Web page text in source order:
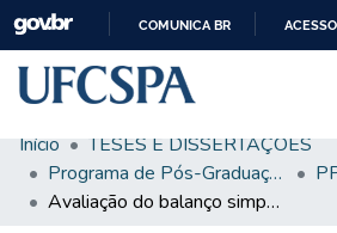
CONTEÚDO
COMUNICA BR
Comunidades & Coleções
Busca Facetada
Início
TESES E DISSERTAÇÕES
Programa de Pós-Graduação em Biociências
Avaliação do balanço simpatovagal em sujeitos do sexo masculino com diferentes composições dietéticas: vegana, vegetariana e onívora